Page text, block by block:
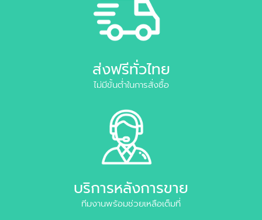
ส่งฟรีทั่วไทย
ไม่มีขั้นต่ำในการสั่งซื้อ
บริการหลังการขาย
ทีมงานพร้อมช่วยเหลือเต็มที่